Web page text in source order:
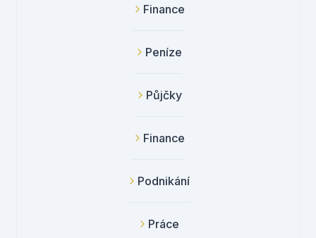
Finance
Peníze
Půjčky
Finance
Podnikání
Práce